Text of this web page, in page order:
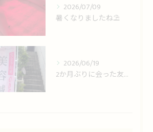
2026/07/09
暑くなりましたね⛱️
2026/06/19
2か月ぶりに会った友人に「小顔になった」と気づかれた！